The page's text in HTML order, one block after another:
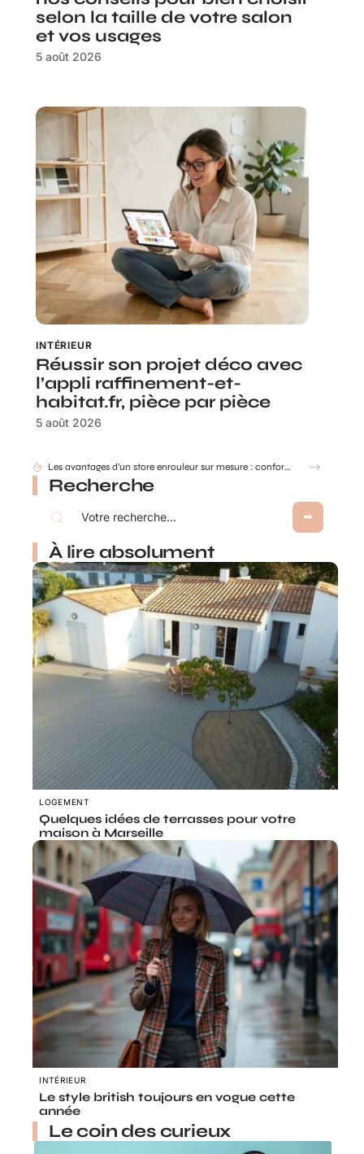
selon la taille de votre salon
et vos usages
5 août 2026
INTÉRIEUR
Réussir son projet déco avec
l’appli raffinement-et-
habitat.fr, pièce par pièce
5 août 2026
Les avantages d’un store enrouleur sur mesure : confort, design et adaptabilité
Recherche
À lire absolument
LOGEMENT
Quelques idées de terrasses pour votre
maison à Marseille
INTÉRIEUR
Le style british toujours en vogue cette
année
Le coin des curieux